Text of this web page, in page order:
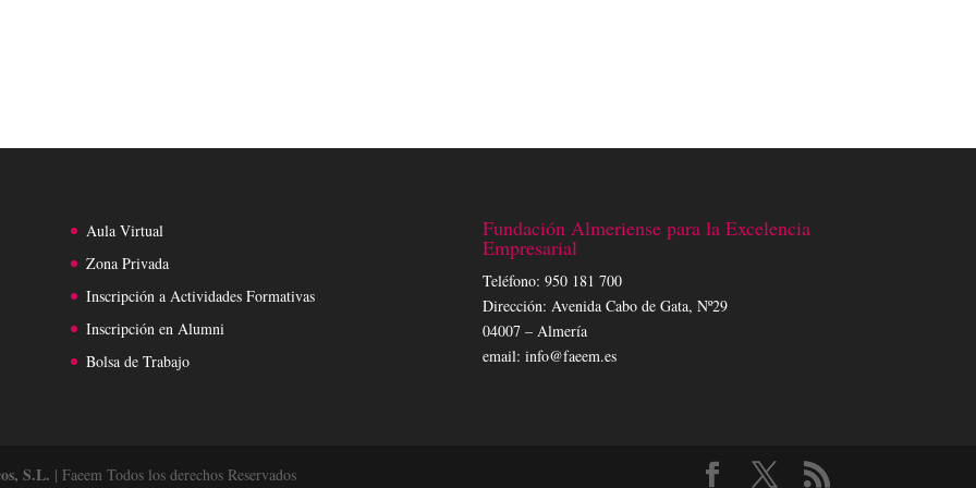
Aula Virtual
Zona Privada
Inscripción a Actividades Formativas
Inscripción en Alumni
Bolsa de Trabajo
Fundación Almeriense para la Excelencia
Empresarial
Teléfono: 950 181 700
Dirección: Avenida Cabo de Gata, Nº29
04007 – Almería
email: info@faeem.es
S.L. | Faeem Todos los derechos Reservados